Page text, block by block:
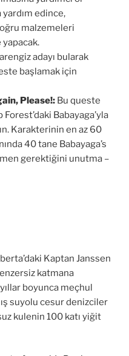
yardım edince,
malzemeleri
adayı bularak
başlamak için
Please!: Bu queste
Babayaga’yla
Karakterinin en az 60
40 tane Babayaga’s
gerektiğini unutma –
Kaptan Janssen
katmana
boyunca meçhul
suyolu cesur denizciler
kulenin 100 katı yiğit